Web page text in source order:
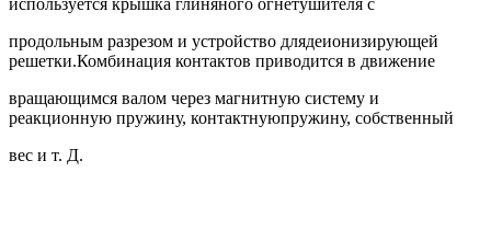
используется крышка глиняного огнетушителя с
продольным разрезом и устройство длядеионизирующей
решетки.Комбинация контактов приводится в движение
вращающимся валом через магнитную систему и
реакционную пружину, контактнуюпружину, собственный
вес и т. Д.